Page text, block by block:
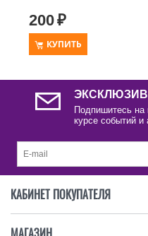
200₽
КУПИТЬ
Подпишитесь на
курсе событий и
КАБИНЕТ ПОКУПАТЕЛЯ